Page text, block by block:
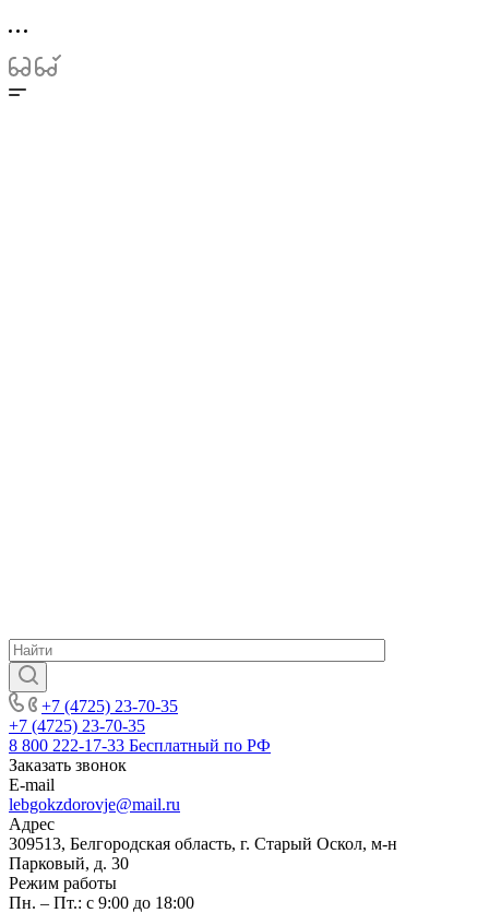
+7 (4725) 23-70-35
+7 (4725) 23-70-35
8 800 222-17-33 Бесплатный по РФ
Заказать звонок
E-mail
lebgokzdorovje@mail.ru
Адрес
309513, Белгородская область, г. Старый Оскол, м-н
Парковый, д. 30
Режим работы
Пн. – Пт.: с 9:00 до 18:00